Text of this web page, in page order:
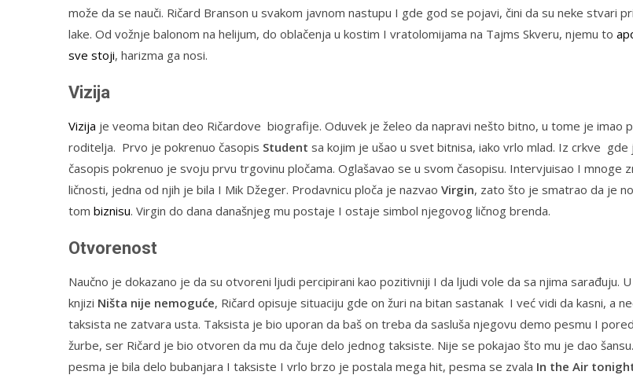
može da se nauči. Ričard Branson u svakom javnom nastupu I gde god se pojavi, čini da su neke stvari
lake. Od vožnje balonom na helijum, do oblačenja u kostim I vratolomijama na Tajms Skveru, njemu to
sve stoji, harizma ga nosi.
Vizija
Vizija je veoma bitan deo Ričardove biografije. Oduvek je želeo da napravi nešto bitno, u tome je imao
roditelja. Prvo je pokrenuo časopis Student sa kojim je ušao u svet bitnisa, iako vrlo mlad. Iz crkve gde
časopis pokrenuo je svoju prvu trgovinu pločama. Oglašavao se u svom časopisu. Intervjuisao I mnoge
ličnosti, jedna od njih je bila I Mik Džeger. Prodavnicu ploča je nazvao Virgin, zato što je smatrao da je
tom biznisu. Virgin do dana današnjeg mu postaje I ostaje simbol njegovog ličnog brenda.
Otvorenost
Naučno je dokazano je da su otvoreni ljudi percipirani kao pozitivniji I da ljudi vole da sa njima sarađuju.
knjizi Ništa nije nemoguće, Ričard opisuje situaciju gde on žuri na bitan sastanak I već vidi da kasni, a
taksista ne zatvara usta. Taksista je bio uporan da baš on treba da sasluša njegovu demo pesmu I
žurbe, ser Ričard je bio otvoren da mu da čuje delo jednog taksiste. Nije se pokajao što mu je dao
pesma je bila delo bubanjara I taksiste I vrlo brzo je postala mega hit, pesma se zvala In the Air